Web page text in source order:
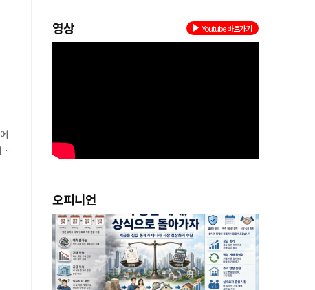
영상 Youtube 바로가기
오피니언